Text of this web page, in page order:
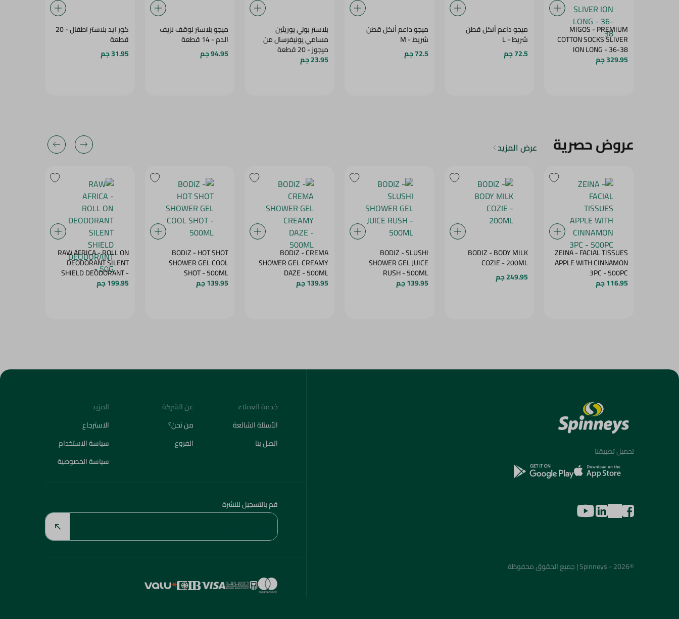
MIGOS - PREMIUM
COTTON SOCKS SLIVER
ION LONG - 36-38
329.95 جم
ميجو داعم أنكل قطن
شريط - L
72.5 جم
ميجو داعم أنكل قطن
شريط - M
72.5 جم
بلاستر بولي يوريثين
مسامي يونيفرسال من
ميجوز - 20 قطعة
23.95 جم
ميجو بلاستر لوقف نزيف
الدم - 14 قطعة
94.95 جم
كور ايد بلاستر اطفال - 20
قطعة
31.95 جم
عروض حصرية عرض المزيد
ZEINA - FACIAL TISSUES
APPLE WITH CINNAMON
3PC - 500PC
116.95 جم
BODIZ - BODY MILK
COZIE - 200ML
249.95 جم
BODIZ - SLUSHI
SHOWER GEL JUICE
RUSH - 500ML
139.95 جم
BODIZ - CREMA
SHOWER GEL CREAMY
DAZE - 500ML
139.95 جم
BODIZ - HOT SHOT
SHOWER GEL COOL
SHOT - 500ML
139.95 جم
RAW AFRICA - ROLL ON
DEODORANT SILENT
SHIELD DEODORANT -
50G
199.95 جم
تحميل تطبيقنا
©2026 - Spinneys | جميع الحقوق محفوظة
خدمة العملاء
الأسئلة الشائعة
اتصل بنا
عن الشركة
من نحن؟
الفروع
المزيد
الاسترجاع
سياسة الاستخدام
سياسة الخصوصية
قم بالتسجيل للنشرة